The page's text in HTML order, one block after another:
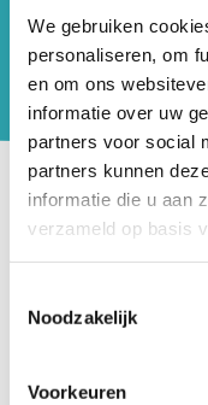
We gebruiken
personaliseren, om
en om ons
informatie over uw
partners voor social
partners kunnen
informatie die u aan
verzameld op basis
Noodzakelijk
Voorkeuren
wordt onze
GGD Inspectie
UniKidz werkt
oudercommissie. De
oudercommissie
opvangomgeving